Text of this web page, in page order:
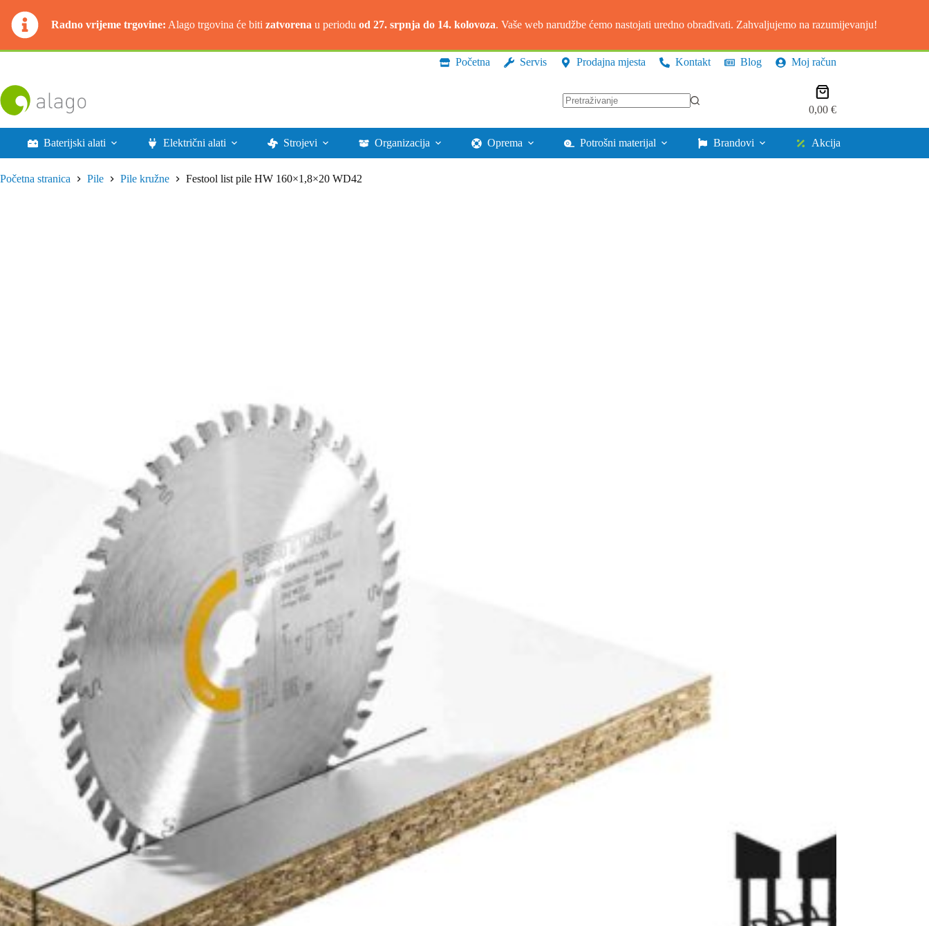
Radno vrijeme trgovine: Alago trgovina će biti zatvorena u periodu od 27. srpnja do 14. kolovoza. Vaše web narudžbe ćemo nastojati uredno obrađivati. Zahvaljujemo na razumijevanju!
Preskoči
Početna Servis Prodajna mjesta Kontakt Blog Moj račun
rezultata.
Košarica
0,00 €
Baterijski alati Električni alati Strojevi Organizacija Oprema Potrošni materijal Brandovi Akcija
Početna stranica Pile Pile kružne Festool list pile HW 160×1,8×20 WD42